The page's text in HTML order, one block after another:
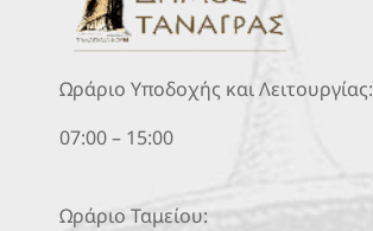
Ωράριο Υποδοχής και Λειτουργίας:
07:00 – 15:00
Ωράριο Ταμείου: